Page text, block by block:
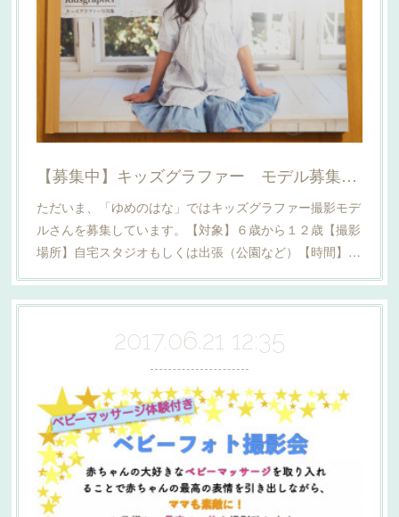
【募集中】キッズグラファー モデル募集！！
ただいま、「ゆめのはな」ではキッズグラファー撮影モデ
ルさんを募集しています。【対象】６歳から１２歳【撮影
場所】自宅スタジオもしくは出張（公園など）【時間】…
2017.06.21 12:35